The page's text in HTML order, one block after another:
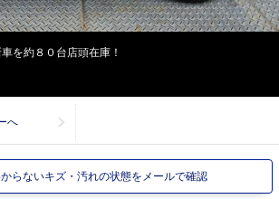
を約８０台店頭在庫！
へ
らないキズ・汚れの状態をメールで確認